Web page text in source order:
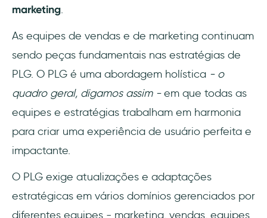
marketing.
As equipes de vendas e de marketing continuam
sendo peças fundamentais nas estratégias de
PLG. O PLG é uma abordagem holística - o
quadro geral, digamos assim -em que todas as
equipes e estratégias trabalham em harmonia
para criar uma experiência de usuário perfeita e
impactante.
O PLG exige atualizações e adaptações
estratégicas em vários domínios gerenciados por
diferentes equipes - marketing, vendas, equipes